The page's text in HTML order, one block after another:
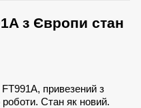
з Європи стан
привезений з
Стан як новий.